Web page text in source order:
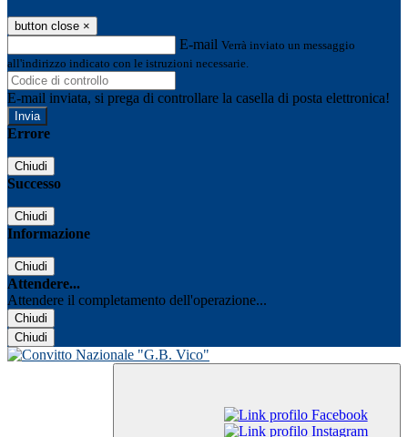
button close ×
E-mail Verrà inviato un messaggio
all'indirizzo indicato con le istruzioni necessarie.
E-mail inviata, si prega di controllare la casella di posta elettronica!
Errore
Chiudi
Successo
Chiudi
Informazione
Chiudi
Attendere...
Attendere il completamento dell'operazione...
Chiudi
Chiudi